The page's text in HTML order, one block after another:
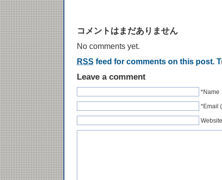
コメントはまだありません
No comments yet.
RSS feed for comments on this post.
Leave a comment
*Name
*Email
Website